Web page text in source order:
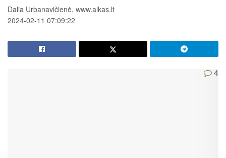
Dalia Urbanavičienė, www.alkas.lt
2024-02-11 07:09:22
4